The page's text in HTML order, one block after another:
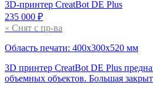
3D-принтер CreatBot DE Plus
235 000 ₽
× Снят с пр-ва
Область печати: 400х300х520 мм
3D принтер CreatBot DE Plus
объемных объектов. Большая